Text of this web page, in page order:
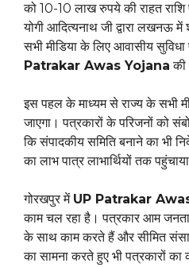
को 10-10 लाख रुपये की राहत
योगी आदित्यनाथ जी द्वारा लखनऊ
सभी मीडिया के लिए आवासीय
Patrakar Awas Yojana की
इस पहल के माध्यम से राज्य के सभी
जाएगा। पत्रकारों के परिजनों को
कि संपादकीय समिति बनाने का भी
का लाभ पात्र लाभार्थियों तक
गोरखपुर में UP Patrakar
काम चल रहा है। पत्रकार आम
के साथ काम करते हैं और सीमित
का सामना करते हुए भी पत्रकारों